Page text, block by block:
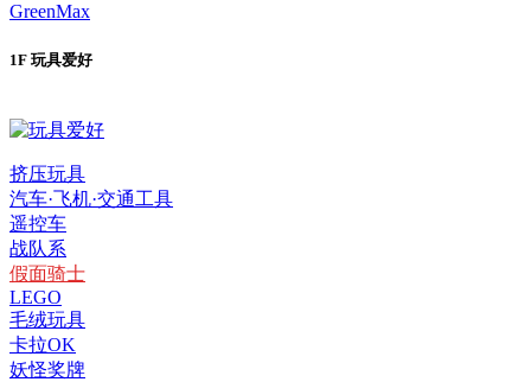
GreenMax
1F 玩具爱好
挤压玩具
汽车·飞机·交通工具
遥控车
战队系
假面骑士
LEGO
毛绒玩具
卡拉OK
妖怪奖牌